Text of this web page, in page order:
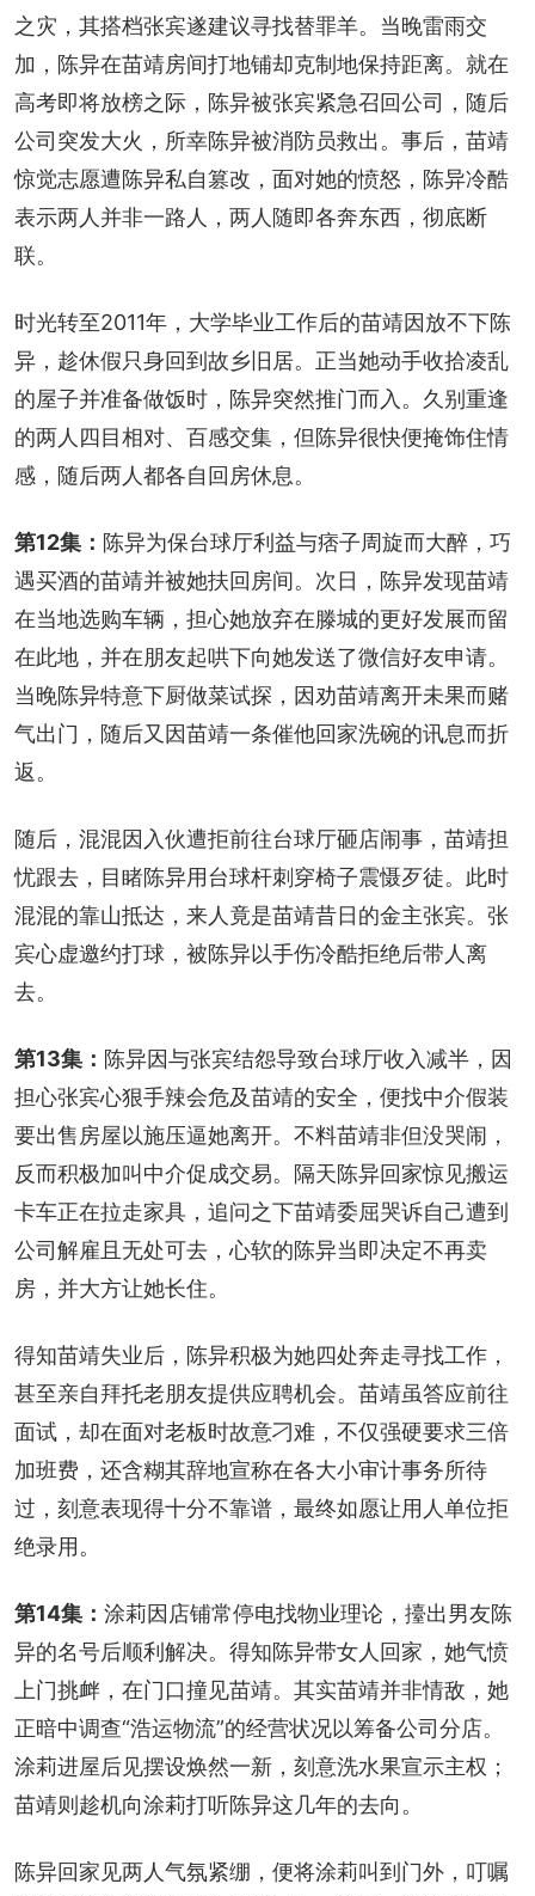
之灾，其搭档张宾遂建议寻找替罪羊。当晚雷雨交
加，陈异在苗靖房间打地铺却克制地保持距离。就在
高考即将放榜之际，陈异被张宾紧急召回公司，随后
公司突发大火，所幸陈异被消防员救出。事后，苗靖
惊觉志愿遭陈异私自篡改，面对她的愤怒，陈异冷酷
表示两人并非一路人，两人随即各奔东西，彻底断
联。
时光转至2011年，大学毕业工作后的苗靖因放不下陈
异，趁休假只身回到故乡旧居。正当她动手收拾凌乱
的屋子并准备做饭时，陈异突然推门而入。久别重逢
的两人四目相对、百感交集，但陈异很快便掩饰住情
感，随后两人都各自回房休息。
第12集： 陈异为保台球厅利益与痞子周旋而大醉，巧
遇买酒的苗靖并被她扶回房间。次日，陈异发现苗靖
在当地选购车辆，担心她放弃在滕城的更好发展而留
在此地，并在朋友起哄下向她发送了微信好友申请。
当晚陈异特意下厨做菜试探，因劝苗靖离开未果而赌
气出门，随后又因苗靖一条催他回家洗碗的讯息而折
返。
随后，混混因入伙遭拒前往台球厅砸店闹事，苗靖担
忧跟去，目睹陈异用台球杆刺穿椅子震慑歹徒。此时
混混的靠山抵达，来人竟是苗靖昔日的金主张宾。张
宾心虚邀约打球，被陈异以手伤冷酷拒绝后带人离
去。
第13集： 陈异因与张宾结怨导致台球厅收入减半，因
担心张宾心狠手辣会危及苗靖的安全，便找中介假装
要出售房屋以施压逼她离开。不料苗靖非但没哭闹，
反而积极加叫中介促成交易。隔天陈异回家惊见搬运
卡车正在拉走家具，追问之下苗靖委屈哭诉自己遭到
公司解雇且无处可去，心软的陈异当即决定不再卖
房，并大方让她长住。
得知苗靖失业后，陈异积极为她四处奔走寻找工作，
甚至亲自拜托老朋友提供应聘机会。苗靖虽答应前往
面试，却在面对老板时故意刁难，不仅强硬要求三倍
加班费，还含糊其辞地宣称在各大小审计事务所待
过，刻意表现得十分不靠谱，最终如愿让用人单位拒
绝录用。
第14集： 涂莉因店铺常停电找物业理论，擡出男友陈
异的名号后顺利解决。得知陈异带女人回家，她气愤
上门挑衅，在门口撞见苗靖。其实苗靖并非情敌，她
正暗中调查“浩运物流”的经营状况以筹备公司分店。
涂莉进屋后见摆设焕然一新，刻意洗水果宣示主权；
苗靖则趁机向涂莉打听陈异这几年的去向。
陈异回家见两人气氛紧绷，便将涂莉叫到门外，叮嘱